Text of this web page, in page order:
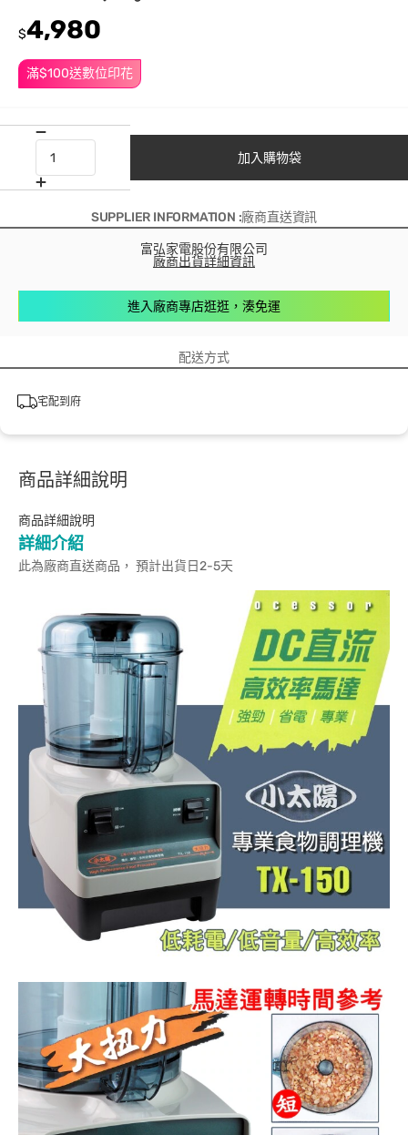
滿$100送數位印花
$4,980
加入購物袋
SUPPLIER INFORMATION :廠商直送資訊
富弘家電股份有限公司
廠商出貨詳細資訊
進入廠商專店逛逛，湊免運
配送方式
宅配到府
商品詳細說明
商品詳細說明
詳細介紹
此為廠商直送商品， 預計出貨日2-5天